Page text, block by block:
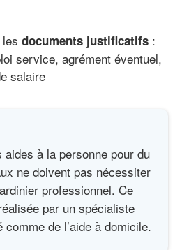
documents justificatifs :
service, agrément éventuel,
salaire
à la personne pour du
ne doivent pas nécessiter
professionnel. Ce
par un spécialiste
comme de l’aide à domicile.